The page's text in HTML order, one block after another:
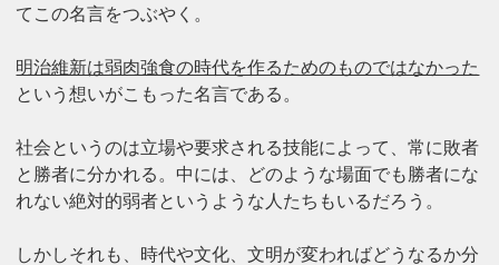
てこの名言をつぶやく。
明治維新は弱肉強食の時代を作るためのものではなかった
という想いがこもった名言である。
社会というのは立場や要求される技能によって、常に敗者
と勝者に分かれる。中には、どのような場面でも勝者にな
れない絶対的弱者というような人たちもいるだろう。
しかしそれも、時代や文化、文明が変わればどうなるか分